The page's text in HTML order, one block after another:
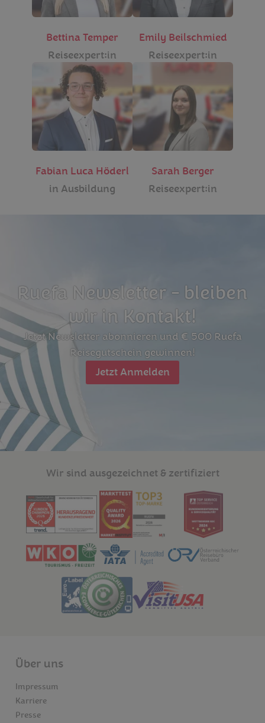
Bettina Temper
Reiseexpert:in
Emily Beilschmied
Reiseexpert:in
Fabian Luca Höderl
in Ausbildung
Sarah Berger
Reiseexpert:in
Ruefa Newsletter - bleiben
wir in Kontakt!
Jetzt Newsletter abonnieren und € 500 Ruefa
Reisegutschein gewinnen!
Jetzt Anmelden
Wir sind ausgezeichnet & zertifiziert
Über uns
Impressum
Karriere
Presse